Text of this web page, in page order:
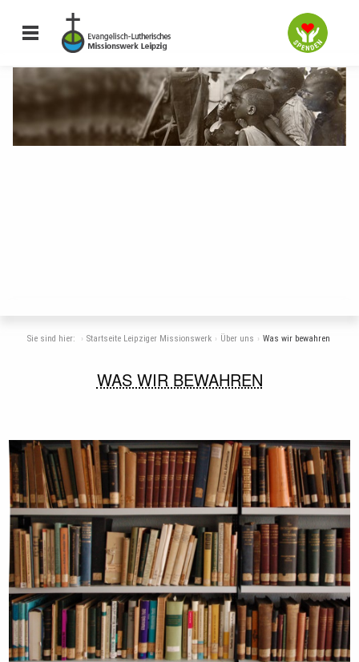
Was wir bewahren
Sie sind hier: Startseite Leipziger Missionswerk Über uns Was wir bewahren
WAS WIR BEWAHREN